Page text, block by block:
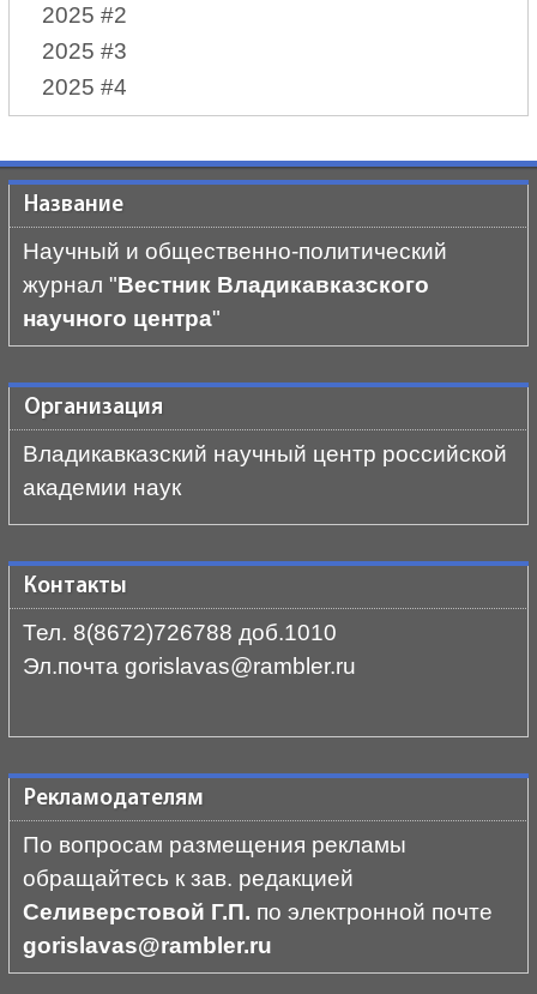
2025 #2
2025 #3
2025 #4
Название
Научный и общественно-политический
журнал "Вестник Владикавказского
научного центра"
Организация
Владикавказский научный центр российской
академии наук
Контакты
Тел. 8(8672)726788 доб.1010
Эл.почта gorislavas@rambler.ru
Рекламодателям
По вопросам размещения рекламы
обращайтесь к зав. редакцией
Селиверстовой Г.П. по электронной почте
gorislavas@rambler.ru